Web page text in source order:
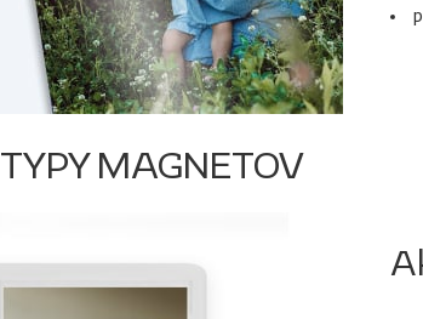
TYPY MAGNETOV